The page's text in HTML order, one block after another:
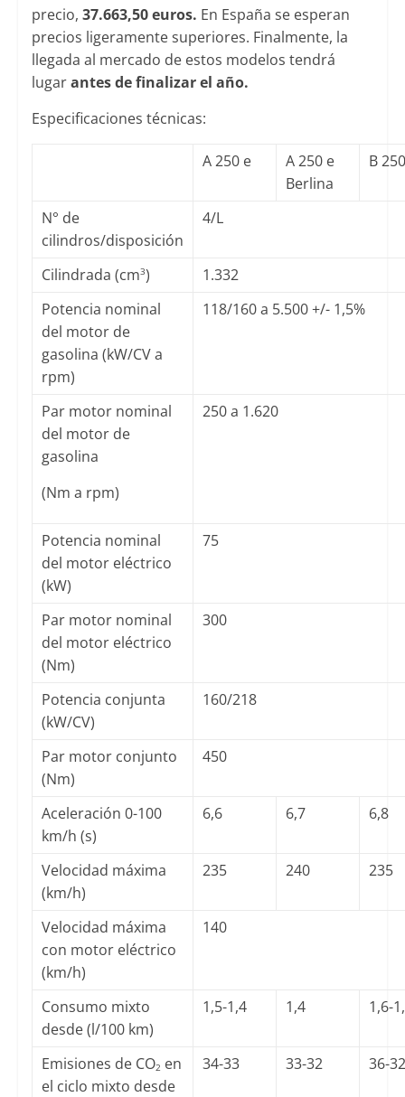
precio, 37.663,50 euros. En España se esperan
precios ligeramente superiores. Finalmente, la
llegada al mercado de estos modelos tendrá
lugarantes de finalizar el año.
Especificaciones técnicas:
A 250 e
A 250 e
Berlina
B
N° de
cilindros/disposición
4/L
Cilindrada (cm3)
1.332
Potencia nominal
del motor de
gasolina (kW/CV a
rpm)
118/160 a 5.500 +/- 1,5%
Par motor nominal
del motor de
gasolina
(Nm a rpm)
250 a 1.620
Potencia nominal
del motor eléctrico
(kW)
75
Par motor nominal
del motor eléctrico
(Nm)
300
Potencia conjunta
(kW/CV)
160/218
Par motor conjunto
(Nm)
450
Aceleración 0-100
km/h (s)
6,6 6,7 6,8
Velocidad máxima
(km/h)
235 240 235
Velocidad máxima
con motor eléctrico
(km/h)
140
Consumo mixto
desde (l/100 km)
1,5-1,4 1,4 1,6-
Emisiones de CO2 en
el ciclo mixto desde
34-33 33-32 36-32